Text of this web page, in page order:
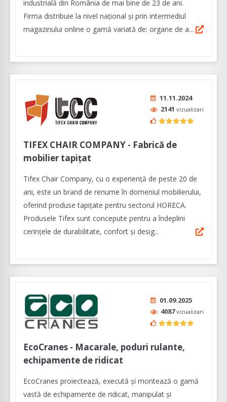
industrială din România de mai bine de 23 de ani.
Firma distribuie la nivel naţional și prin intermediul
magazinului online o gamă variată de: organe de a...
11.11.2024
2141 vizualizari
TIFEX CHAIR COMPANY - Fabrică de
mobilier tapițat
Tifex Chair Company, cu o experiență de peste 20 de
ani, este un brand de renume în domeniul mobilierului,
oferind produse tapițate pentru sectorul HORECA.
Produsele Tifex sunt concepute pentru a îndeplini
cerințele de durabilitate, confort și desig...
01.09.2025
4087vizualizari
EcoCranes - Macarale, poduri rulante,
echipamente de ridicat
EcoCranes proiectează, execută și montează o gamă
vastă de echipamente de ridicat, manipulat și